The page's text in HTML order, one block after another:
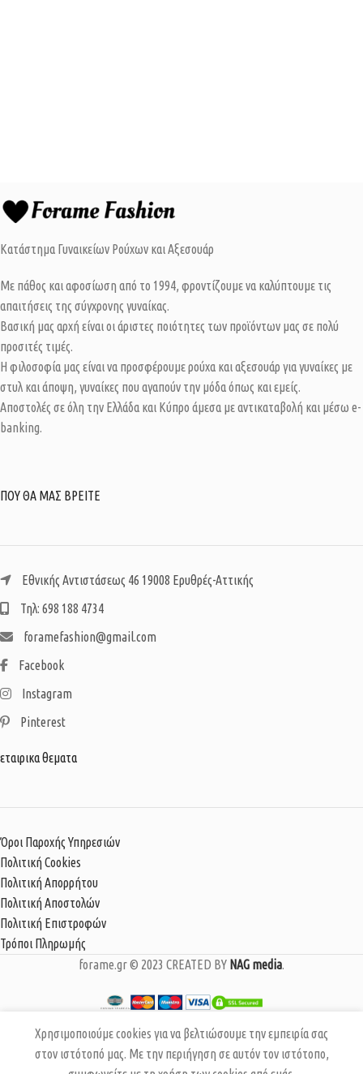
Κατάστημα Γυναικείων Ρούχων και Αξεσουάρ
Με πάθος και αφοσίωση από το 1994, φροντίζουμε να καλύπτουμε τις
απαιτήσεις της σύγχρονης γυναίκας.
Βασική μας αρχή είναι οι άριστες ποιότητες των προϊόντων μας σε πολύ
προσιτές τιμές.
Η φιλοσοφία μας είναι να προσφέρουμε ρούχα και αξεσουάρ για γυναίκες με
στυλ και άποψη, γυναίκες που αγαπούν την μόδα όπως και εμείς.
Αποστολές σε όλη την Ελλάδα και Κύπρο άμεσα με αντικαταβολή και μέσω e-
banking.
ΠΟΥ ΘΑ ΜΑΣ ΒΡΕΙΤΕ
Εθνικής Αντιστάσεως 46 19008 Ερυθρές-Αττικής
Τηλ: 698 188 4734
foramefashion@gmail.com
Facebook
Instagram
Pinterest
εταιρικα θεματα
Όροι Παροχής Υπηρεσιών
Πολιτική Cookies
Πολιτική Απορρήτου
Πολιτική Αποστολών
Πολιτική Επιστροφών
Τρόποι Πληρωμής
forame.gr © 2023 CREATED BY NAG media
Χρησιμοποιούμε cookies για να βελτιώσουμε την εμπειρία σας
στον ιστότοπό μας. Με την περιήγηση σε αυτόν τον ιστότοπο,
Kroko Shirt
79,00 €
ΕΠΙΛΈΞΤΕ
ΕΠΙΛΟΓΈΣ
ΑΓΟΡΆ
ΤΏΡΑ